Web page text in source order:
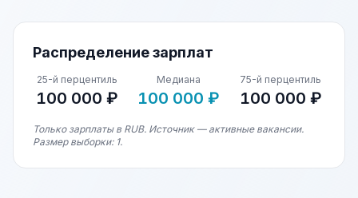
Распределение зарплат
25-й перцентиль
100 000 ₽
Медиана
100 000 ₽
75-й перцентиль
100 000 ₽
Только зарплаты в RUB. Источник — активные вакансии.
Размер выборки: 1.